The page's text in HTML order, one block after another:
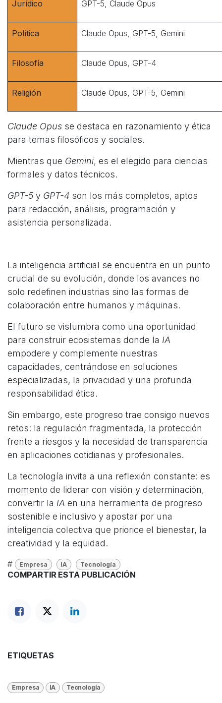
Jurídico GPT-5, Claude Opus
Política Claude Opus, GPT-5, Gemini
Filosofía Claude Opus, GPT-4
Religión Claude Opus, GPT-5, Gemini
Claude Opus se destaca en razonamiento y ética
para temas filosóficos y sociales.
Mientras que Gemini, es el elegido para ciencias
formales y datos técnicos.
GPT-5 y GPT-4 son los más completos, aptos
para redacción, análisis, programación y
asistencia personalizada.​
La inteligencia artificial se encuentra en un punto
crucial de su evolución, donde los avances no
solo redefinen industrias sino las formas de
colaboración entre humanos y máquinas.
El futuro se vislumbra como una oportunidad
para construir ecosistemas donde la IA
empodere y complemente nuestras
capacidades, centrándose en soluciones
especializadas, la privacidad y una profunda
responsabilidad ética.​​
Sin embargo, este progreso trae consigo nuevos
retos: la regulación fragmentada, la protección
frente a riesgos y la necesidad de transparencia
en aplicaciones cotidianas y profesionales.
La tecnología invita a una reflexión constante: es
momento de liderar con visión y determinación,
convertir la IA en una herramienta de progreso
sostenible e inclusivo y apostar por una
inteligencia colectiva que priorice el bienestar, la
creatividad y la equidad.​
# Empresa IA Tecnología
COMPARTIR ESTA PUBLICACIÓN
ETIQUETAS
Empresa IA Tecnología